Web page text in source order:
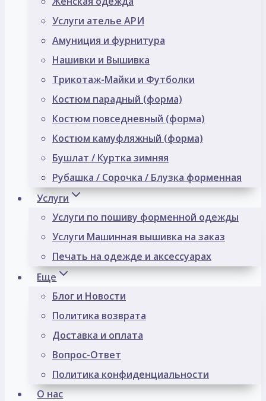
Услуги ателье АРИ
Амуниция и фурнитура
Нашивки и Вышивка
Трикотаж-Майки и Футболки
Костюм парадный (форма)
Костюм повседневный (форма)
Костюм камуфляжный (форма)
Бушлат / Куртка зимняя
Рубашка / Сорочка / Блузка форменная
Услуги
Услуги по пошиву форменной одежды
Услуги Машинная вышивка на заказ
Печать на одежде и аксессуарах
Еще
Блог и Новости
Политика возврата
Доставка и оплата
Вопрос-Ответ
Политика конфиденциальности
О нас